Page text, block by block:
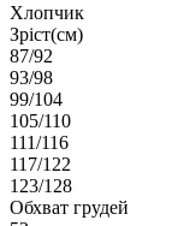
Хлопчик
Зріст(см)
87/92
93/98
99/104
105/110
111/116
117/122
123/128
Обхват грудей